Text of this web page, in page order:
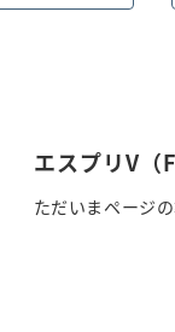
エスプリV（
ただいまページ